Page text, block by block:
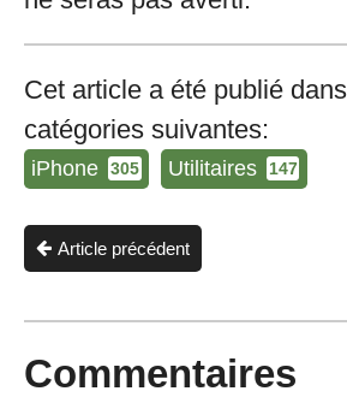
Cet article a été publié
catégories suivantes:
iPhone 305 Utilitaires 147
Article précédent
Commentaires